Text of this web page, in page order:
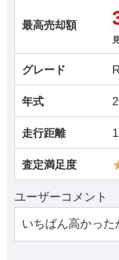
最高売却額
グレード
年式
走行距離
査定満足度
ユーザーコメント
いちばん高かった